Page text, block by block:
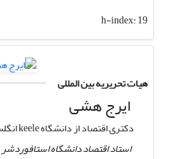
h-index:19
هیات تحریریه بین المللی
ایرج هشی
دکتری اقتصاد از دانشگاه keele انگلستان
استاد اقتصاد دانشگاه استافوردشر